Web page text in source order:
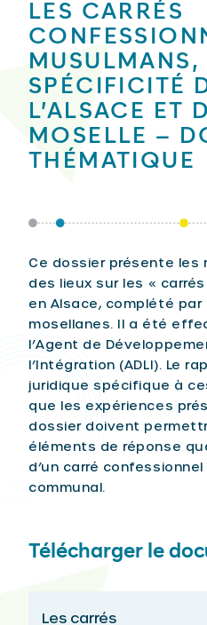
LES CARRÉS
MUSULMANS,
SPÉCIFICITÉ
L’ALSACE ET
MOSELLE –
THÉMATIQUE
Ce dossier présente les
des lieux sur les «
en Alsace, complété
mosellanes. Il a été
l’Agent de
l’Intégration (ADLI). Le
juridique spécifique à
que les expériences
dossier doivent
éléments de réponse
d’un carré
communal.
Télécharger le
Les carrés